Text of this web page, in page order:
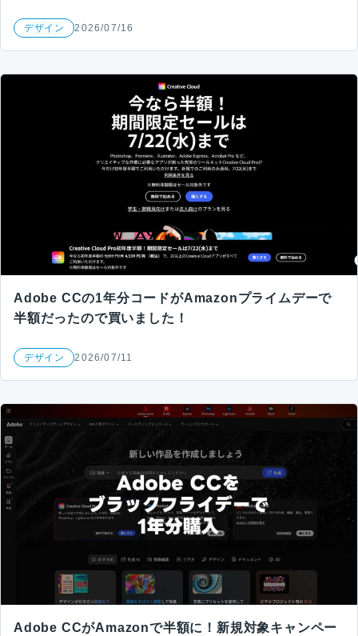
デザイン 2026/07/16
Adobe CCの1年分コードがAmazonプライムデーで
半額だったので買いました！
デザイン 2026/07/11
Adobe CCがAmazonで半額に！新規対象キャンペー